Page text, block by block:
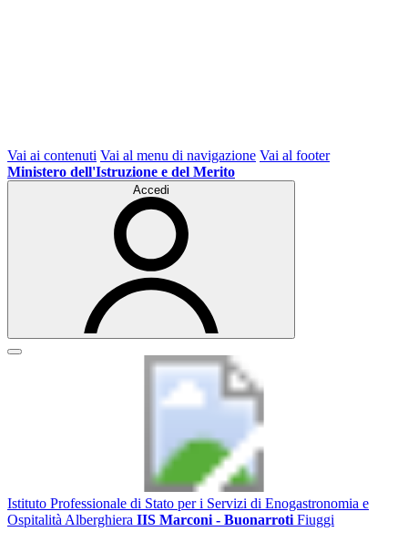
Vai ai contenuti Vai al menu di navigazione Vai al footer
Ministero dell'Istruzione e del Merito
Accedi
Istituto Professionale di Stato per i Servizi di Enogastronomia e
Ospitalità Alberghiera IIS Marconi - Buonarroti Fiuggi